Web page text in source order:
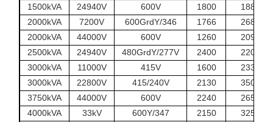
1500kVA
24940V 600V 1800
1880
2000kVA
7200V 600GrdY/346 1766
2680
2000kVA
44000V 600V 1260
2090
2500kVA
24940V 480GrdY/277V 2400
2200
3000kVA
11000V 415V 1600
2330
3000kVA
22800V 415/240V 2130
3500
3750kVA
44000V 600V 2240
2650
4000kVA
33kV 600Y/347 2150
3250